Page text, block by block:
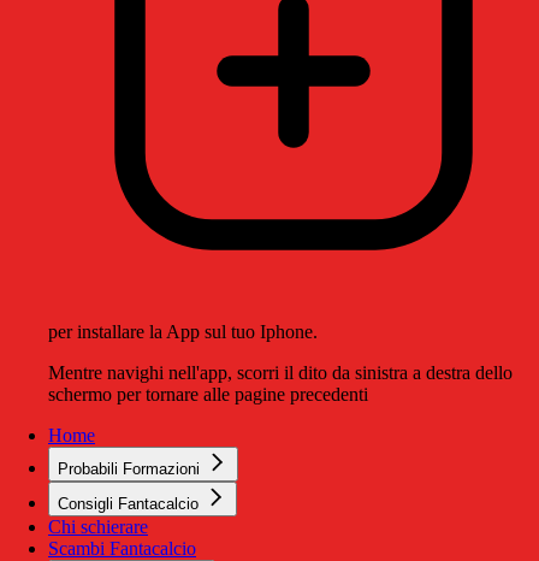
per installare la App sul tuo Iphone.
Mentre navighi nell'app, scorri il dito da sinistra a destra dello
schermo per tornare alle pagine precedenti
Home
Probabili Formazioni
Consigli Fantacalcio
Chi schierare
Scambi Fantacalcio